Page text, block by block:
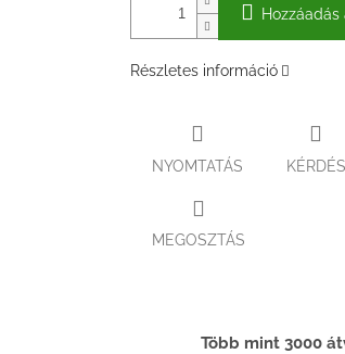
Hozzáadás
Részletes információ
NYOMTATÁS KÉRDÉS
MEGOSZTÁS
Több mint 3000